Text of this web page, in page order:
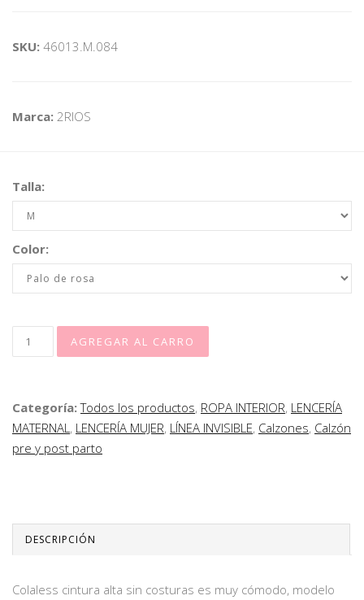
SKU: 46013.M.084
Marca: 2RIOS
Talla:
Color:
Categoría:Todos los productos, ROPA INTERIOR, LENCERÍA
MATERNAL, LENCERÍA MUJER, LÍNEA INVISIBLE, Calzones, Calzón
pre y post parto
DESCRIPCIÓN
Colaless cintura alta sin costuras es muy cómodo, modelo